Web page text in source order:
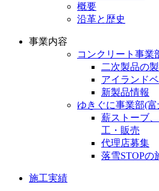
概要
沿革と歴史
事業内容
コンクリート事業
二次製品の
アイランド
新製品情報
ゆきぐに事業部(
薪ストーブ
工・販売
代理店募集
落雪STOPの
施工実績